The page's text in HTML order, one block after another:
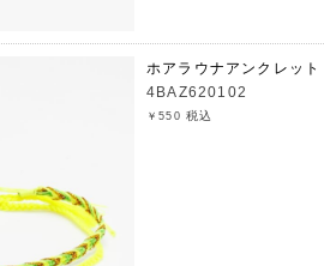
ホアラウナアンクレット
4BAZ620102
￥550 税込